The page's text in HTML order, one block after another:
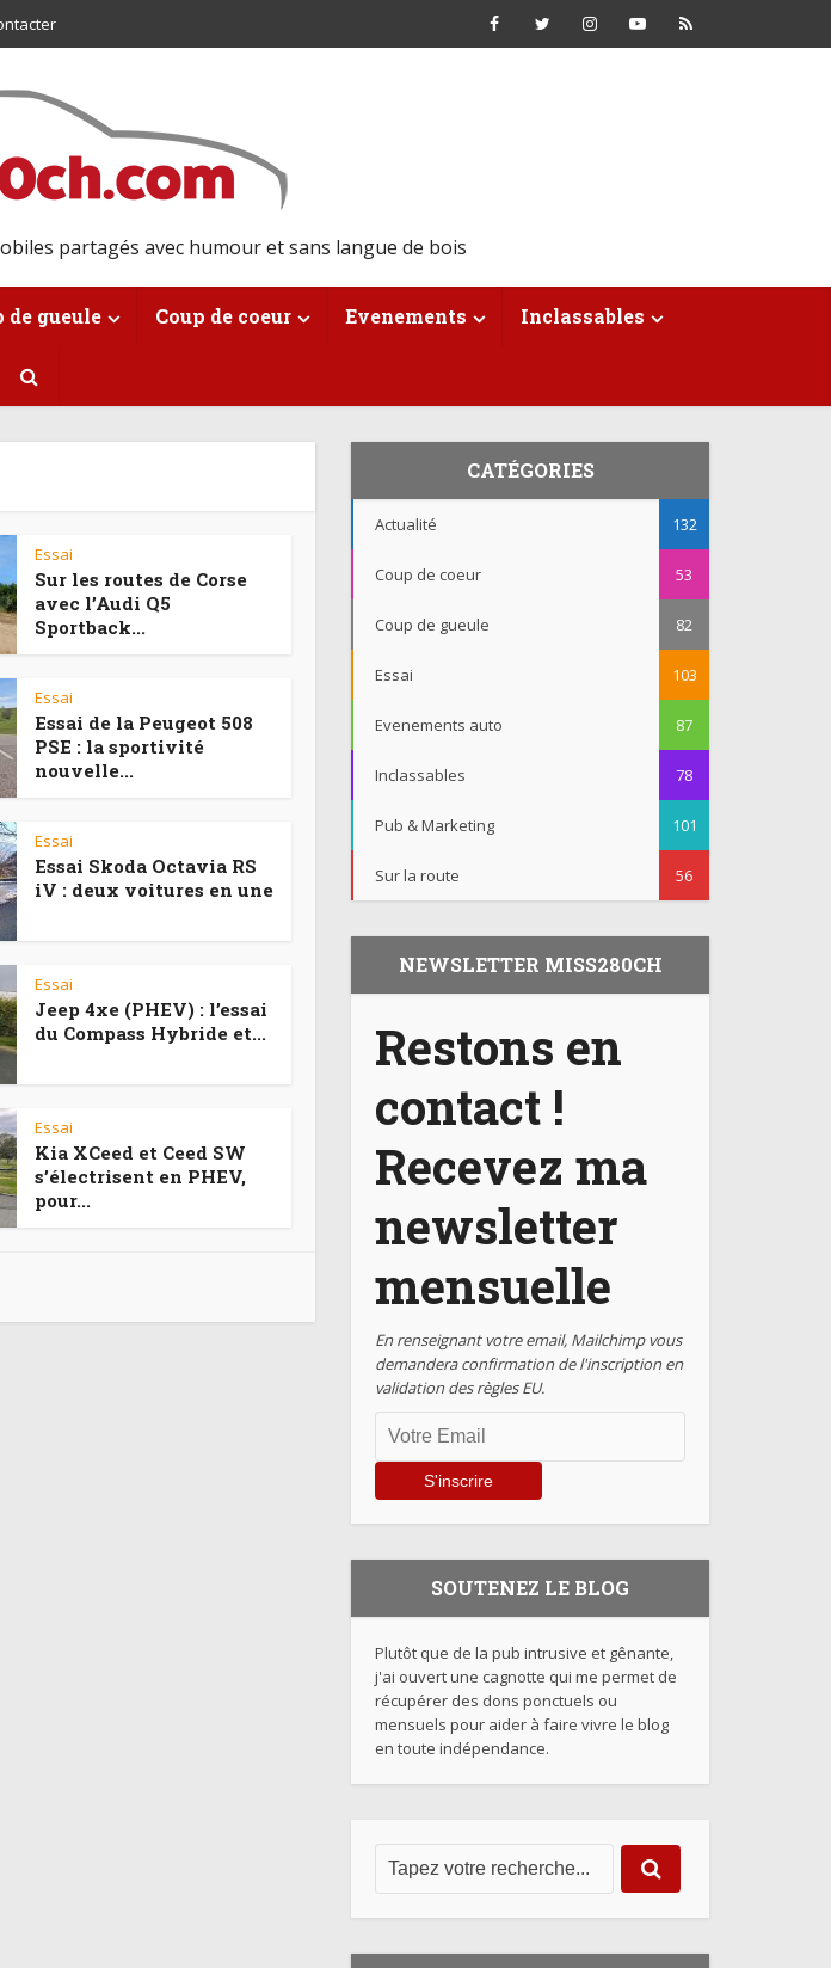
partagés avec humour et sans langue de bois
de gueule Coup de coeur Evenements Inclassables
Essai
Sur les routes de Corse
avec l’Audi Q5
Sportback...
Essai
Essai de la Peugeot 508
PSE : la sportivité
nouvelle...
Essai
Essai Skoda Octavia RS
iV : deux voitures en une
Essai
Jeep 4xe (PHEV) : l’essai
du Compass Hybride et...
Essai
Kia XCeed et Ceed SW
s’électrisent en PHEV,
pour...
CATÉGORIES
Actualité 132
Coup de coeur 53
Coup de gueule 82
Essai 103
Evenements auto 87
Inclassables 78
Pub & Marketing 101
Sur la route 56
NEWSLETTER MISS280CH
Restons en
contact !
Recevez ma
newsletter
mensuelle
En renseignant votre email, Mailchimp vous
demandera confirmation de l'inscription en
validation des règles EU.
SOUTENEZ LE BLOG
Plutôt que de la pub intrusive et gênante,
j'ai ouvert une cagnotte qui me permet de
récupérer des dons ponctuels ou
mensuels pour aider à faire vivre le blog
en toute indépendance.